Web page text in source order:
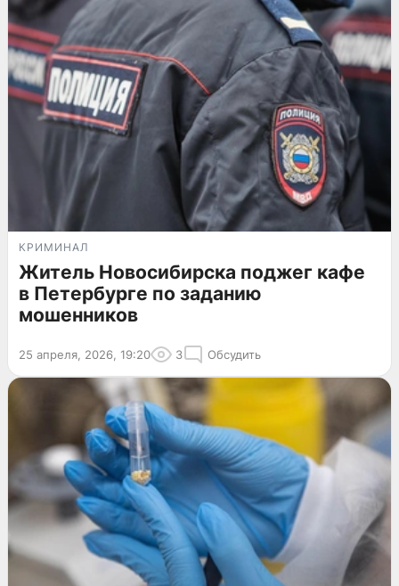
КРИМИНАЛ
Житель Новосибирска поджег кафе
в Петербурге по заданию
мошенников
25 апреля, 2026, 19:20 3 Обсудить